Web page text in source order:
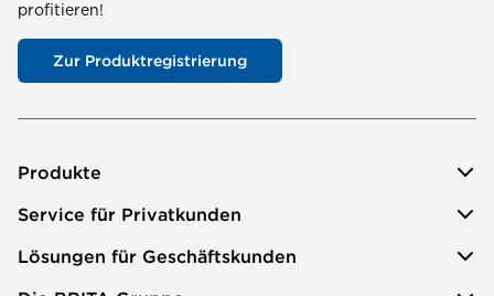
profitieren!
Zur Produktregistrierung
Produkte
Service für Privatkunden
Lösungen für Geschäftskunden